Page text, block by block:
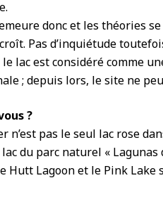
donc et les théories
Pas d’inquiétude
lac est considéré comme
; depuis lors, le site ne
?
n’est pas le seul lac rose
du parc naturel «
Hutt Lagoon et le Pink Lake